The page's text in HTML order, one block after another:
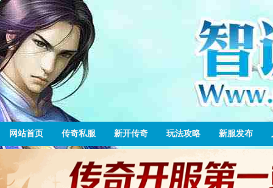
网站首页 传奇私服 新开传奇 玩法攻略 新服发布